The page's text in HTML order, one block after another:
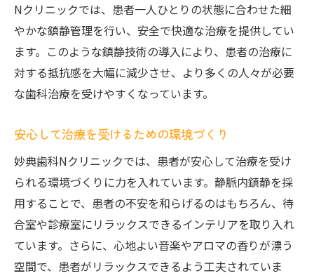
実際の症例から見る静脈内鎮静の効果
静脈内鎮静でリラックス！妙典歯科Nクリニッ
クが提供する新しい歯科体験
リラックスできる空間作りの秘訣
静脈内鎮静で可能になるストレスフリーな
治療
患者様のニーズに応える柔軟な対応
治療前後のケアにこだわる理由
感動の声が続々！新しい歯科体験の実例
妙典歯科Nクリニックの静脈内鎮静がもたらす
安心感とその理由
Nクリニックでは、患者一人ひとりの状態に合わせた細
やかな鎮静管理を行い、安全で快適な治療を提供してい
ます。このような鎮静技術の導入により、患者の治療に
対する抵抗感を大幅に減少させ、より多くの人々が必要
な歯科治療を受けやすくなっています。
安心して治療を受けるための環境づくり
妙典歯科Nクリニックでは、患者が安心して治療を受け
られる環境づくりに力を入れています。静脈内鎮静を採
用することで、患者の不安を和らげるのはもちろん、待
合室や診療室にリラックスできるインテリアを取り入れ
ています。さらに、心地よい音楽やアロマの香りが漂う
空間で、患者がリラックスできるよう工夫されていま